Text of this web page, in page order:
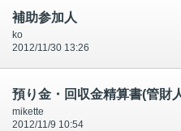
補助参加人
ko
2012/11/30 13:26
mikette
2012/11/9 10:54